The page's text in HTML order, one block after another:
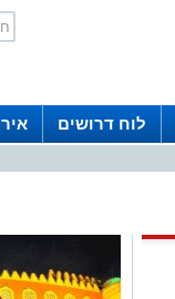
לוח דרושים